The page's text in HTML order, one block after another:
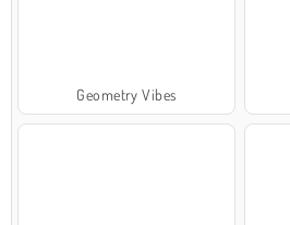
Geometry Vibes